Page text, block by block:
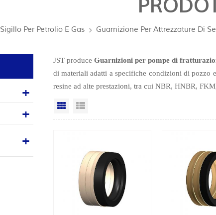
Sigillo Per Petrolio E Gas Guarnizione Per Attrezzature Di
JST produce Guarnizioni per pompe di
di materiali adatti a specifiche condizioni di pozzo
resine ad alte prestazioni, tra cui NBR, HNBR,
Vista a griglia